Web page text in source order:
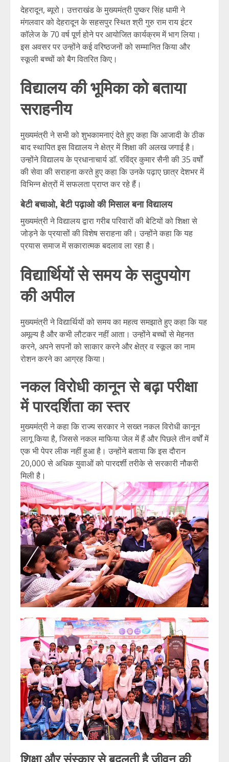
देहरादून, ब्यूरो। उत्तराखंड के मुख्यमंत्री पुष्कर सिंह धामी ने
मंगलवार को देहरादून के सहसपुर स्थित श्री गुरु राम राय इंटर
कॉलेज के 70 वर्ष पूर्ण होने पर आयोजित कार्यक्रम में भाग लिया।
इस अवसर पर उन्होंने कई वरिष्ठजनों को सम्मानित किया और
स्कूली बच्चों को बैग वितरित किए।
विद्यालय की भूमिका को बताया
सराहनीय
मुख्यमंत्री ने सभी को शुभकामनाएं देते हुए कहा कि आजादी के ठीक
बाद स्थापित इस विद्यालय ने क्षेत्र में शिक्षा की अलख जगाई है।
उन्होंने विद्यालय के प्रधानाचार्य डॉ. रविंद्र कुमार सैनी की 35 वर्षों
की सेवा की सराहना करते हुए कहा कि उनके पढ़ाए छात्र देशभर में
विभिन्न क्षेत्रों में सफलता प्राप्त कर रहे हैं।
बेटी बचाओ, बेटी पढ़ाओ की मिसाल बना विद्यालय
मुख्यमंत्री ने विद्यालय द्वारा गरीब परिवारों की बेटियों को शिक्षा से
जोड़ने के प्रयासों की विशेष सराहना की। उन्होंने कहा कि यह
प्रयास समाज में सकारात्मक बदलाव ला रहा है।
विद्यार्थियों से समय के सदुपयोग
की अपील
मुख्यमंत्री ने विद्यार्थियों को समय का महत्व समझाते हुए कहा कि यह
अमूल्य है और कभी लौटकर नहीं आता। उन्होंने बच्चों से मेहनत
करने, अपने सपनों को साकार करने और क्षेत्र व स्कूल का नाम
रोशन करने का आग्रह किया।
नकल विरोधी कानून से बढ़ा परीक्षा
में पारदर्शिता का स्तर
मुख्यमंत्री ने कहा कि राज्य सरकार ने सख्त नकल विरोधी कानून
लागू किया है, जिससे नकल माफिया जेल में हैं और पिछले तीन वर्षों में
एक भी पेपर लीक नहीं हुआ है। उन्होंने बताया कि इस दौरान
20,000 से अधिक युवाओं को पारदर्शी तरीके से सरकारी नौकरी
मिली है।
शिक्षा और संस्कार से बदलती है जीवन की